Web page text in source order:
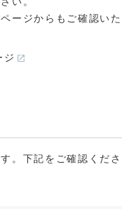
ージからもご確認いた
ジ
。下記をご確認くださ